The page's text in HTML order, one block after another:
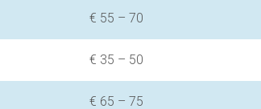
€ 55 – 70
€ 35 – 50
€ 65 – 75